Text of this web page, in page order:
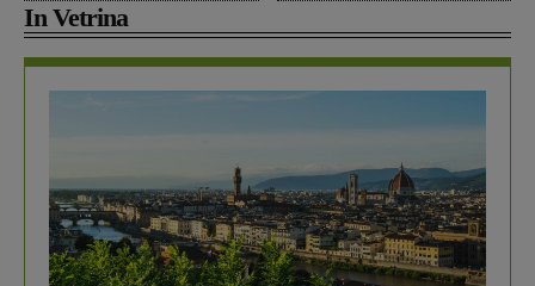
In Vetrina